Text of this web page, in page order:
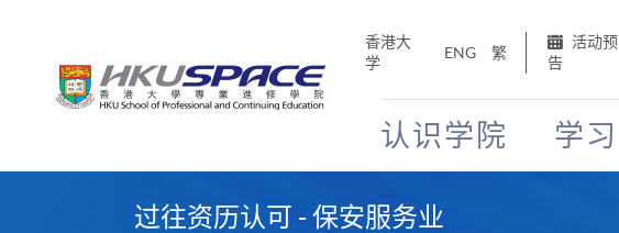
香港大
学
ENG 繁
活动预
告
认识学院 学习
过往资历认可 - 保安服务业